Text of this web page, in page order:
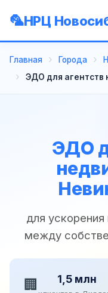
НРЦ
Главная Города
ЭДО для
ЭДО
для
между
🏢 1,5 млн